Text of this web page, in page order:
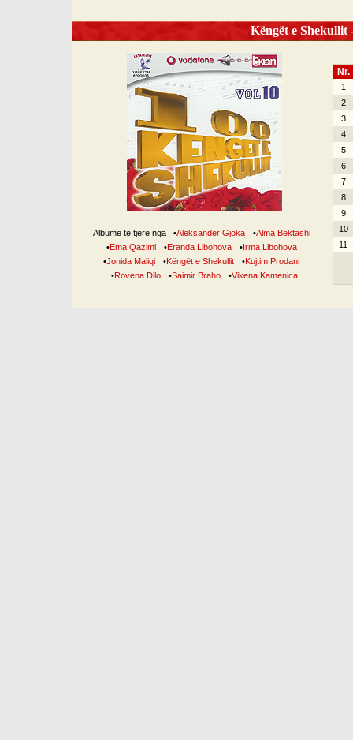
Këngët e
Albume të tjerë nga •Aleksandër Gjoka •Alma Bektashi
•Ema Qazimi •Eranda Libohova •Irma Libohova
•Jonida Maliqi •Këngët e Shekullit •Kujtim Prodani
•Rovena Dilo •Saimir Braho •Vikena Kamenica
Nr.
1
2
3
4
5
6
7
8
9
10
11